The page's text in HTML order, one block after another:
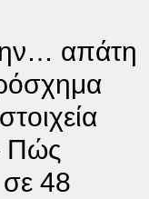
απάτη
Πώς
48